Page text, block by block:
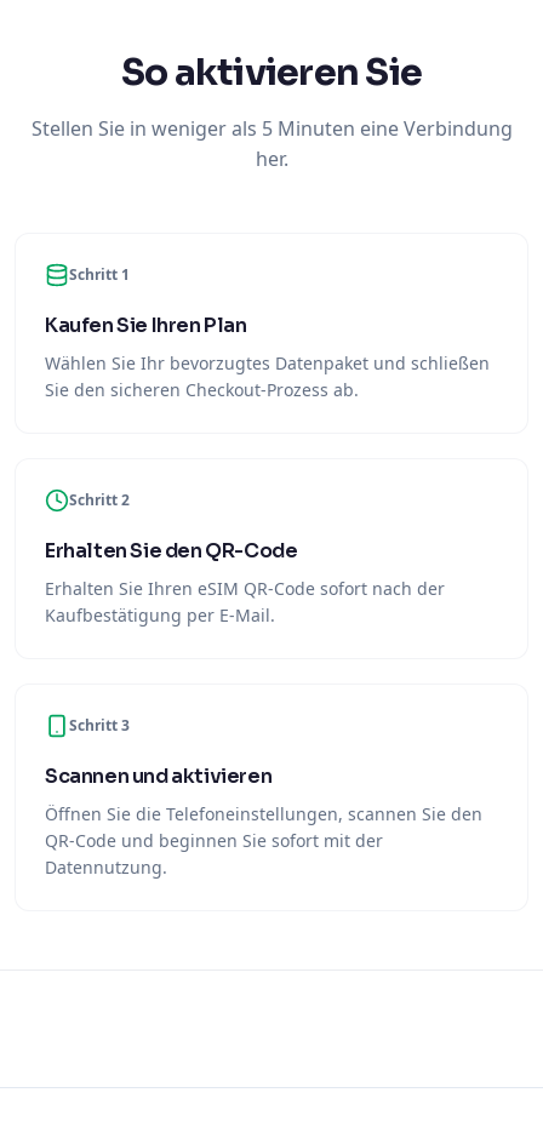
So aktivieren Sie
Stellen Sie in weniger als 5 Minuten eine Verbindung
her.
Schritt 1
Kaufen Sie Ihren Plan
Wählen Sie Ihr bevorzugtes Datenpaket und schließen
Sie den sicheren Checkout-Prozess ab.
Schritt 2
Erhalten Sie den QR-Code
Erhalten Sie Ihren eSIM QR-Code sofort nach der
Kaufbestätigung per E-Mail.
Schritt 3
Scannen und aktivieren
Öffnen Sie die Telefoneinstellungen, scannen Sie den
QR-Code und beginnen Sie sofort mit der
Datennutzung.